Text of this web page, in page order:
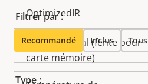
OptimizedIR
Stockage local (fente pour
carte mémoire)
Filtrer par :
Recommandé Inclus Tous
Type :